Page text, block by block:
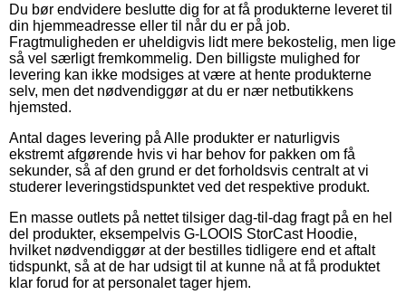
Du bør endvidere beslutte dig for at få produkterne leveret til
din hjemmeadresse eller til når du er på job.
Fragtmuligheden er uheldigvis lidt mere bekostelig, men lige
så vel særligt fremkommelig. Den billigste mulighed for
levering kan ikke modsiges at være at hente produkterne
selv, men det nødvendiggør at du er nær netbutikkens
hjemsted.
Antal dages levering på Alle produkter er naturligvis
ekstremt afgørende hvis vi har behov for pakken om få
sekunder, så af den grund er det forholdsvis centralt at vi
studerer leveringstidspunktet ved det respektive produkt.
En masse outlets på nettet tilsiger dag-til-dag fragt på en hel
del produkter, eksempelvis G-LOOIS StorCast Hoodie,
hvilket nødvendiggør at der bestilles tidligere end et aftalt
tidspunkt, så at de har udsigt til at kunne nå at få produktet
klar forud for at personalet tager hjem.